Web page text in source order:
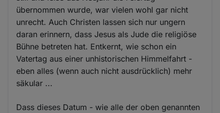
übernommen wurde, war vielen wohl gar nicht
unrecht. Auch Christen lassen sich nur ungern
daran erinnern, dass Jesus als Jude die religiöse
Bühne betreten hat. Entkernt, wie schon ein
Vatertag aus einer unhistorischen Himmelfahrt -
eben alles (wenn auch nicht ausdrücklich) mehr
säkular ...
Dass dieses Datum - wie alle der oben genannten